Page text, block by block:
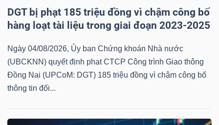
DGT bị phạt 185 triệu đồng vì chậm công bố
hàng loạt tài liệu trong giai đoạn 2023-2025
Ngày 04/08/2026, Ủy ban Chứng khoán Nhà nước
(UBCKNN) quyết định phạt CTCP Công trình Giao thông
Đồng Nai (UPCoM: DGT) 185 triệu đồng vì chậm công bố
thông tin đối...